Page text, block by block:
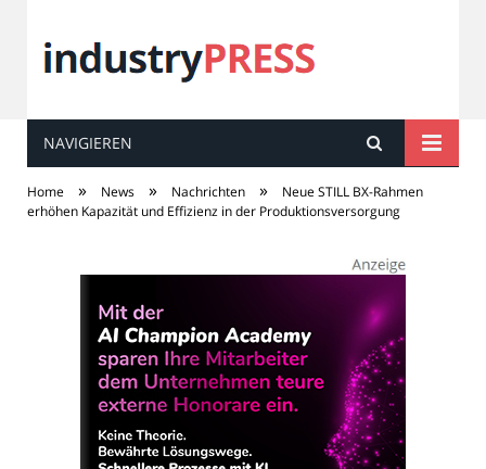
industryPRESS
NAVIGIEREN
Home » News » Nachrichten »
Neue STILL BX-Rahmen
erhöhen Kapazität und Effizienz in der Produktionsversorgung